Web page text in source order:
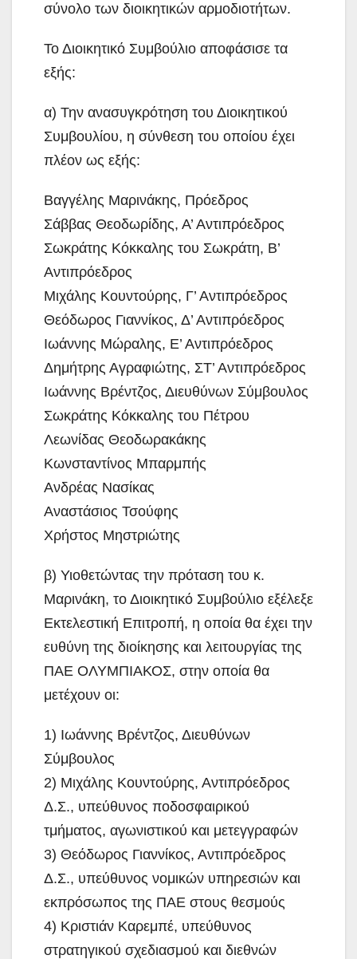
σύνολο των διοικητικών αρμοδιοτήτων.
Το Διοικητικό Συμβούλιο αποφάσισε τα
εξής:
α) Την ανασυγκρότηση του Διοικητικού
Συμβουλίου, η σύνθεση του οποίου έχει
πλέον ως εξής:
Βαγγέλης Μαρινάκης, Πρόεδρος
Σάββας Θεοδωρίδης, Α’ Αντιπρόεδρος
Σωκράτης Κόκκαλης του Σωκράτη, Β’
Αντιπρόεδρος
Μιχάλης Κουντούρης, Γ’ Αντιπρόεδρος
Θεόδωρος Γιαννίκος, Δ’ Αντιπρόεδρος
Ιωάννης Μώραλης, Ε’ Αντιπρόεδρος
Δημήτρης Αγραφιώτης, ΣΤ’ Αντιπρόεδρος
Ιωάννης Βρέντζος, Διευθύνων Σύμβουλος
Σωκράτης Κόκκαλης του Πέτρου
Λεωνίδας Θεοδωρακάκης
Κωνσταντίνος Μπαρμπής
Ανδρέας Νασίκας
Αναστάσιος Τσούφης
Χρήστος Μηστριώτης
β) Υιοθετώντας την πρόταση του κ.
Μαρινάκη, το Διοικητικό Συμβούλιο εξέλεξε
Εκτελεστική Επιτροπή, η οποία θα έχει την
ευθύνη της διοίκησης και λειτουργίας της
ΠΑΕ ΟΛΥΜΠΙΑΚΟΣ, στην οποία θα
μετέχουν οι:
1) Ιωάννης Βρέντζος, Διευθύνων
Σύμβουλος
2) Μιχάλης Κουντούρης, Αντιπρόεδρος
Δ.Σ., υπεύθυνος ποδοσφαιρικού
τμήματος, αγωνιστικού και μετεγγραφών
3) Θεόδωρος Γιαννίκος, Αντιπρόεδρος
Δ.Σ., υπεύθυνος νομικών υπηρεσιών και
εκπρόσωπος της ΠΑΕ στους θεσμούς
4) Κριστιάν Καρεμπέ, υπεύθυνος
στρατηγικού σχεδιασμού και διεθνών